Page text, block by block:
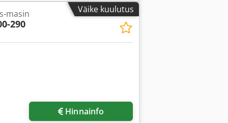
Väike kuulutus
masin
290
Hinnainfo